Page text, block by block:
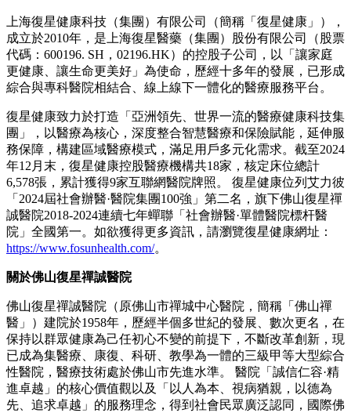
上海復星健康科技（集團）有限公司（簡稱「復星健康」），
成立於2010年，是上海復星醫藥（集團）股份有限公司（股票
代碼：600196. SH，02196.HK）的控股子公司，以「讓家庭
更健康、讓生命更美好」為使命，歷經十多年的發展，已形成
綜合與專科醫院相結合、線上線下一體化的醫療服務平台。
復星健康致力於打造「亞洲領先、世界一流的醫療健康科技集
團」，以醫療為核心，深度整合智慧醫療和保險賦能，延伸服
務保障，構建區域醫療模式，滿足用戶多元化需求。截至2024
年12月末，復星健康控股醫療機構共18家，核定床位總計
6,578張，累計獲得9家互聯網醫院牌照。 復星健康位列艾力彼
「2024屆社會辦醫·醫院集團100強」第二名，旗下佛山復星禪
誠醫院2018-2024連續七年蟬聯「社會辦醫·單體醫院標杆醫
院」全國第一。如欲獲得更多資訊，請瀏覽復星健康網址：
https://www.fosunhealth.com/。
關於佛山復星禪誠醫院
佛山復星禪誠醫院（原佛山市禪城中心醫院，簡稱「佛山禪
醫」）建院於1958年，歷經半個多世紀的發展、數次更名，在
保持以群眾健康為己任初心不變的前提下，不斷改革創新，現
已成為集醫療、康復、科研、教學為一體的三級甲等大型綜合
性醫院，醫療技術處於佛山市先進水準。 醫院「誠信仁容·精
進卓越」的核心價值觀以及「以人為本、視病猶親，以德為
先、追求卓越」的服務理念，得到社會民眾廣泛認同，國際佛